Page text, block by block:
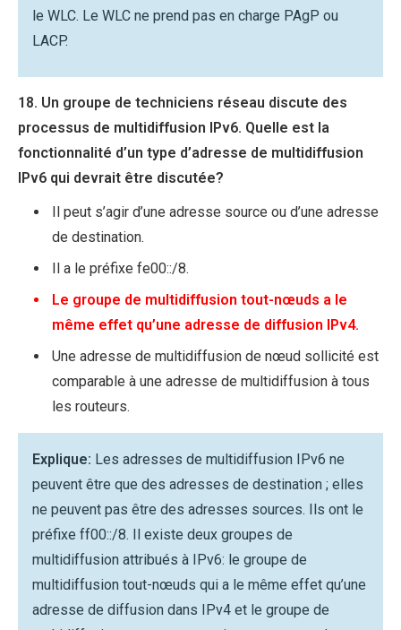
le WLC. Le WLC ne prend pas en charge PAgP ou
LACP.
18. Un groupe de techniciens réseau discute des
processus de multidiffusion IPv6. Quelle est la
fonctionnalité d’un type d’adresse de multidiffusion
IPv6 qui devrait être discutée?
Il peut s’agir d’une adresse source ou d’une adresse
de destination.
Il a le préfixe fe00::/8.
Le groupe de multidiffusion tout-nœuds a le
même effet qu’une adresse de diffusion IPv4.
Une adresse de multidiffusion de nœud sollicité est
comparable à une adresse de multidiffusion à tous
les routeurs.
Explique: Les adresses de multidiffusion IPv6 ne
peuvent être que des adresses de destination ; elles
ne peuvent pas être des adresses sources. Ils ont le
préfixe ff00::/8. Il existe deux groupes de
multidiffusion attribués à IPv6: le groupe de
multidiffusion tout-nœuds qui a le même effet qu’une
adresse de diffusion dans IPv4 et le groupe de